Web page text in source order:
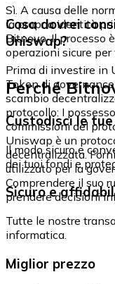
Sì. A causa delle
la propria identità
Bitnovo. Il processo
operazioni sicure
Cosa dovrei
Uniswap?
Prima di investire in
Token di
scambio
protocollo: I
commissioni del
Uniswap è un
decentralizzata.
utilizzato per la
Comprendere il suo
prendere decisioni
Perché
Custodisci le
Il modo sicuro e
dei tuoi fondi e
Sicuro e
Tutte le nostre
informatica.
Miglior prezzo